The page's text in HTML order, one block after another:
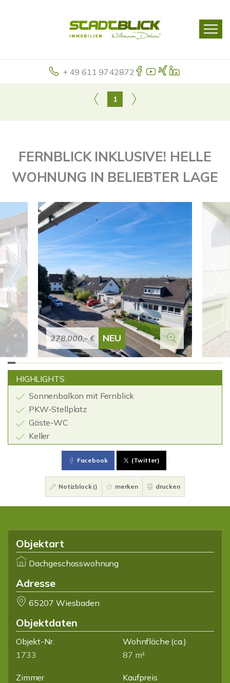
+ 49 611 9742872
1
FERNBLICK INKLUSIVE! HELLE
WOHNUNG IN BELIEBTER LAGE
278.000,- € NEU
HIGHLIGHTS
Sonnenbalkon mit Fernblick
PKW-Stellplatz
Gäste-WC
Keller
Facebook (Twitter)
Notizblock () merken drucken
Objektart
Dachgeschosswohnung
Adresse
65207 Wiesbaden
Objektdaten
Objekt-Nr.
1733
Wohnfläche (ca.)
87 m²
Zimmer
Kaufpreis